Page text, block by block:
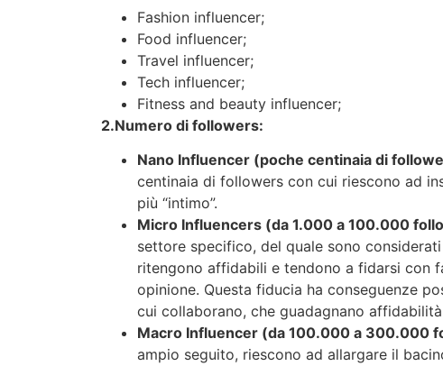
Fashion influencer;
Food influencer;
Travel influencer;
Tech influencer;
Fitness and beauty influencer;
2.Numero di followers:
Nano Influencer (poche centinaia di
centinaia di followers con cui riescono ad
più “intimo”.
Micro Influencers (da 1.000 a 100.000
settore specifico, del quale sono
ritengono affidabili e tendono a fidarsi con
opinione. Questa fiducia ha conseguenze
cui collaborano, che guadagnano
Macro Influencer (da 100.000 a 300.000
ampio seguito, riescono ad allargare il